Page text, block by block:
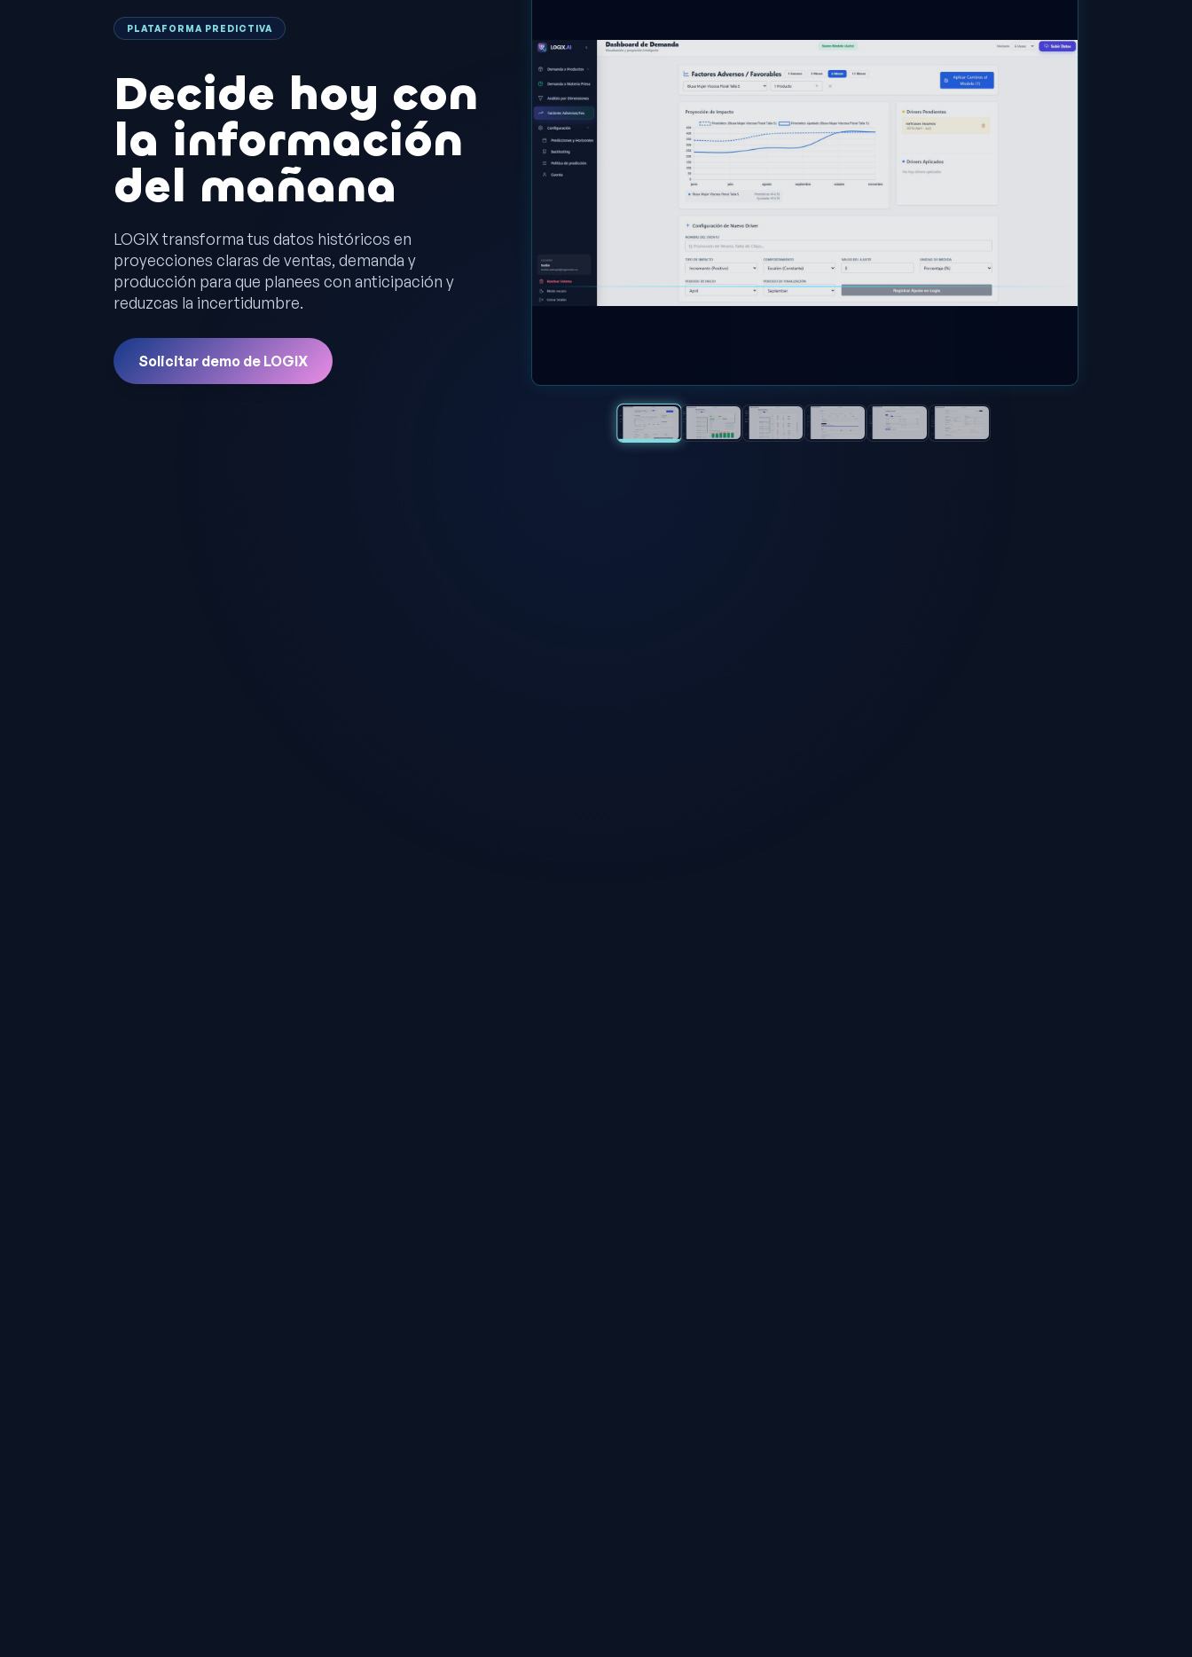
PLATAFORMA PREDICTIVA
Decide hoy con
la información
del mañana
LOGIX transforma tus datos históricos en
proyecciones claras de ventas, demanda y
producción para que planees con anticipación y
reduzcas la incertidumbre.
Solicitar demo de LOGIX
SYSTEM STATUS
OPTIMIZED_ACTIVE